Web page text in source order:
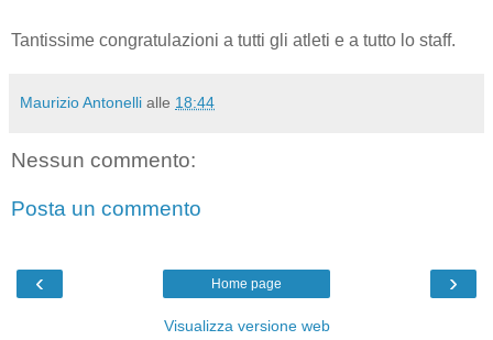
Tantissime congratulazioni a tutti gli atleti e a tutto lo staff.
Maurizio Antonelli alle 18:44
Nessun commento:
Posta un commento
‹ ›
Home page
Visualizza versione web